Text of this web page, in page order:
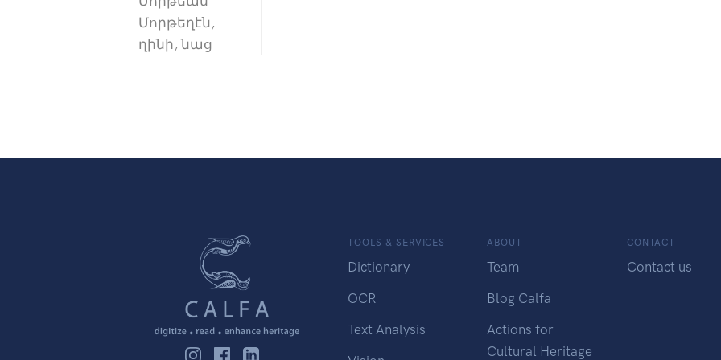
Մորթեղէն,
ղինի, նաց
TOOLS & SERVICES
Dictionary
OCR
Text Analysis
ABOUT
Team
Blog Calfa
Actions for
Cultural Heritage
CONTACT
Contact us